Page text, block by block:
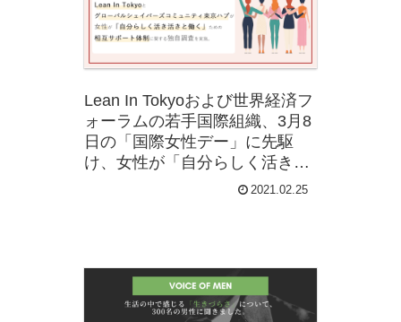
Lean In Tokyoおよび世界経済フ
ォーラムの若手国際組織、3月8
日の「国際女性デー」に先駆
け、女性が「自分らしく活き活
きと働く」ための 相互サポート
2021.02.25